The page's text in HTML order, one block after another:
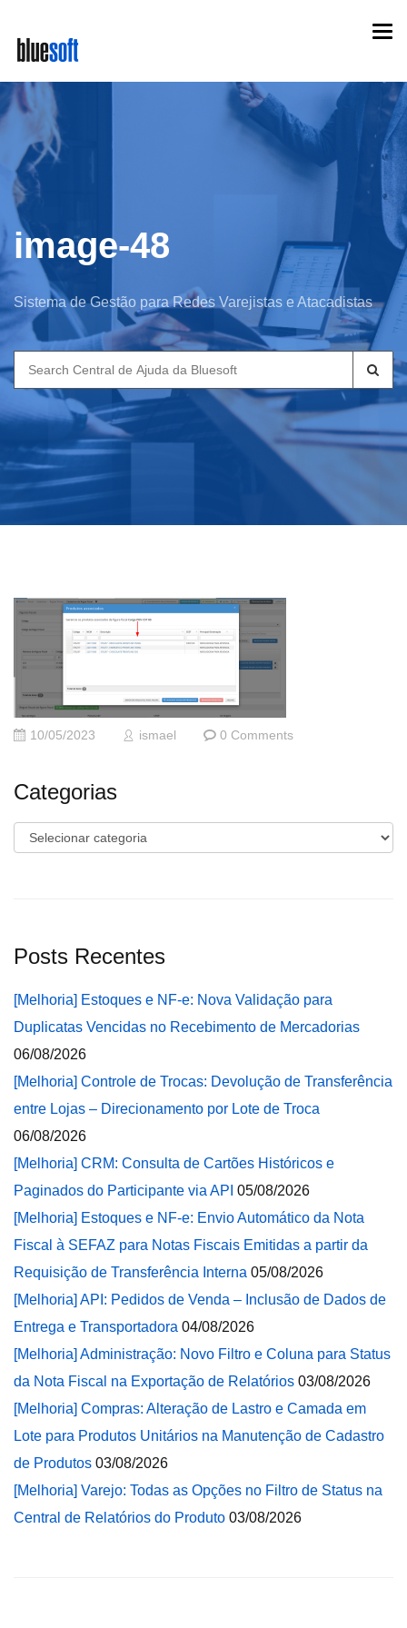
main
content
image-48
Sistema de Gestão para Redes Varejistas e Atacadistas
Search
for:
10/05/2023 ismael 0 Comments
Categorias
Categorias
Posts Recentes
[Melhoria] Estoques e NF-e: Nova Validação para
Duplicatas Vencidas no Recebimento de Mercadorias
06/08/2026
[Melhoria] Controle de Trocas: Devolução de Transferência
entre Lojas – Direcionamento por Lote de Troca
06/08/2026
[Melhoria] CRM: Consulta de Cartões Históricos e
Paginados do Participante via API 05/08/2026
[Melhoria] Estoques e NF-e: Envio Automático da Nota
Fiscal à SEFAZ para Notas Fiscais Emitidas a partir da
Requisição de Transferência Interna 05/08/2026
[Melhoria] API: Pedidos de Venda – Inclusão de Dados de
Entrega e Transportadora 04/08/2026
[Melhoria] Administração: Novo Filtro e Coluna para Status
da Nota Fiscal na Exportação de Relatórios 03/08/2026
[Melhoria] Compras: Alteração de Lastro e Camada em
Lote para Produtos Unitários na Manutenção de Cadastro
de Produtos 03/08/2026
[Melhoria] Varejo: Todas as Opções no Filtro de Status na
Central de Relatórios do Produto 03/08/2026